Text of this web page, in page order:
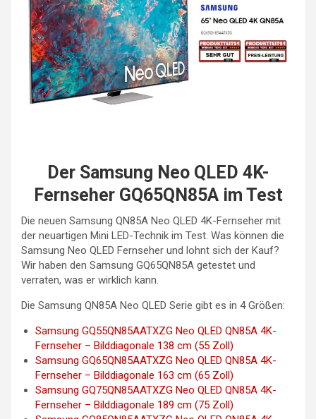
Der Samsung Neo QLED 4K-
Fernseher GQ65QN85A im Test
Die neuen Samsung QN85A Neo QLED 4K-Fernseher mit
der neuartigen Mini LED-Technik im Test. Was können die
Samsung Neo QLED Fernseher und lohnt sich der Kauf?
Wir haben den Samsung GQ65QN85A getestet und
verraten, was er wirklich kann.
Die Samsung QN85A Neo QLED Serie gibt es in 4 Größen:
Samsung GQ55QN85AATXZG Neo QLED QN85A 4K-
Fernseher – Bilddiagonale 138 cm (55 Zoll)
Samsung GQ65QN85AATXZG Neo QLED QN85A 4K-
Fernseher – Bilddiagonale 163 cm (65 Zoll)
Samsung GQ75QN85AATXZG Neo QLED QN85A 4K-
Fernseher – Bilddiagonale 189 cm (75 Zoll)